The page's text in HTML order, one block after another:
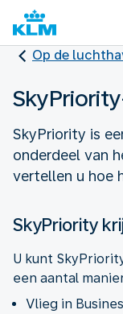
Op de
SkyPriority is
onderdeel van
vertellen u hoe
SkyPriority
U kunt
een aantal
Vlieg in